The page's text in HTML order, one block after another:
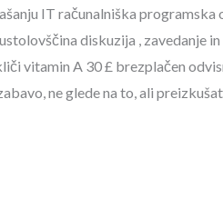
IT računalniška
diskuzija , zavedanje in
vitamin A 30 £ brezplačen
ne glede na to, ali